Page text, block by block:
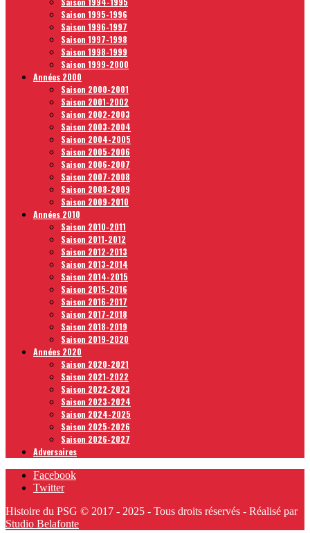
Saison 1995-1996
Saison 1996-1997
Saison 1997-1998
Saison 1998-1999
Saison 1999-2000
Années 2000
Saison 2000-2001
Saison 2001-2002
Saison 2002-2003
Saison 2003-2004
Saison 2004-2005
Saison 2005-2006
Saison 2006-2007
Saison 2007-2008
Saison 2008-2009
Saison 2009-2010
Années 2010
Saison 2010-2011
Saison 2011-2012
Saison 2012-2013
Saison 2013-2014
Saison 2014-2015
Saison 2015-2016
Saison 2016-2017
Saison 2017-2018
Saison 2018-2019
Saison 2019-2020
Années 2020
Saison 2020-2021
Saison 2021-2022
Saison 2022-2023
Saison 2023-2024
Saison 2024-2025
Saison 2025-2026
Saison 2026-2027
Adversaires
Facebook
Twitter
Histoire du PSG © 2017 - 2025 - Tous droits réservés - Réalisé par
Studio Belafonte